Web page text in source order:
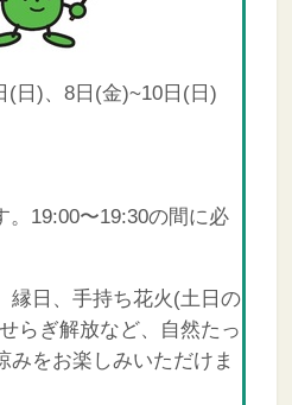
(日)、8日(金)~10日(日)
。19:00〜19:30の間に必
縁日、手持ち花火(土日の
らぎ解放など、自然たっ
みをお楽しみいただけま